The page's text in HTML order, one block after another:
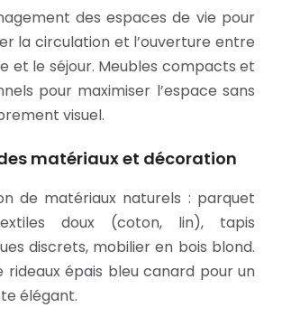
des espaces de vie pour
la circulation et l’ouverture entre
et le séjour. Meubles compacts et
pour maximiser l’espace sans
visuel.
matériaux et décoration
de matériaux naturels : parquet
doux (coton, lin), tapis
discrets, mobilier en bois blond.
rideaux épais bleu canard pour un
élégant.